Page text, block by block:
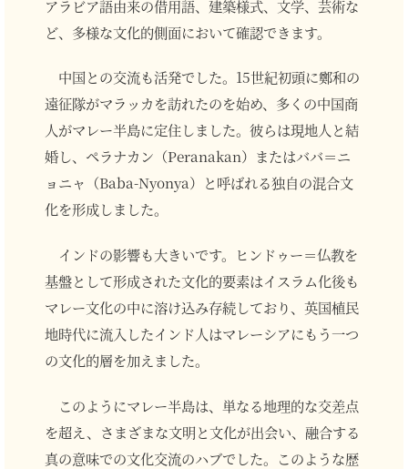
アラビア語由来の借用語、建築様式、文学、芸術な
ど、多様な文化的側面において確認できます。
中国との交流も活発でした。15世紀初頭に鄭和の
遠征隊がマラッカを訪れたのを始め、多くの中国商
人がマレー半島に定住しました。彼らは現地人と結
婚し、ペラナカン（Peranakan）またはババ＝ニ
ョニャ（Baba-Nyonya）と呼ばれる独自の混合文
化を形成しました。
インドの影響も大きいです。ヒンドゥー＝仏教を
基盤として形成された文化的要素はイスラム化後も
マレー文化の中に溶け込み存続しており、英国植民
地時代に流入したインド人はマレーシアにもう一つ
の文化的層を加えました。
このようにマレー半島は、単なる地理的な交差点
を超え、さまざまな文明と文化が出会い、融合する
真の意味での文化交流のハブでした。このような歴